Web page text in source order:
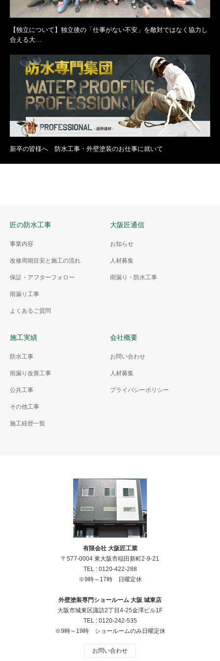
【独立について】独立後の「仕事がない不安」を敵対ではなく協力し
合える大…
新卒の皆様へ 防水工事・外壁塗装のお仕事に就いて
匠の防水工事
事業内容
改修周期目安と施工の流れ
保証・アフターフォロー
雨漏り工事
よくあるご質問
大阪匠通信
お知らせ
人材募集
雨漏り・防水工事
施工実績
防水工事
雨漏り改善工事
公共工事
その他工事
施工経歴一覧
会社概要
お問い合わせ
人材募集
プライバシーポリシー
有限会社 大阪匠工業
〒577-0004 東大阪市稲田新町2-9-21
TEL : 0120-422-288
※9時～17時 日曜定休
外壁塗装専門ショールーム 大阪 城東店
大阪市城東区諏訪2丁目4‐25金澤ビル1F
TEL : 0120-242-535
※9時～19時 ショールームのみ日曜定休
お問い合わせ